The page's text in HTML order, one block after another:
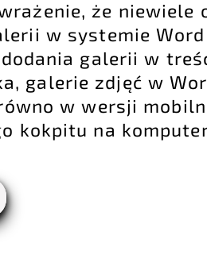
że niewiele
w systemie
dodania galerii w
galerie zdjęć w
w wersji
kokpitu na